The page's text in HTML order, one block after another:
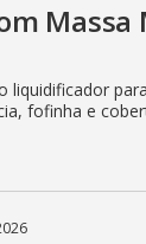
Massa
liquidificador
fofinha e